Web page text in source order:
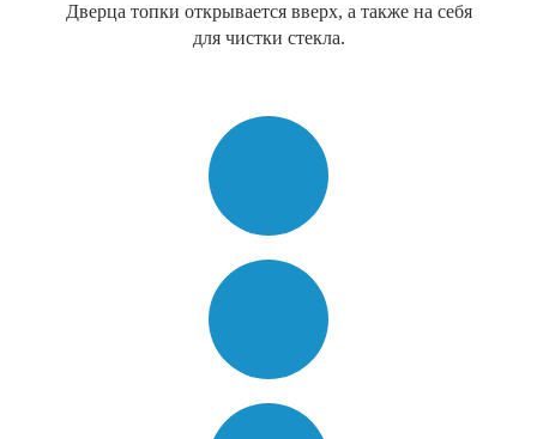
Дверца топки открывается вверх, а также на себя
для чистки стекла.